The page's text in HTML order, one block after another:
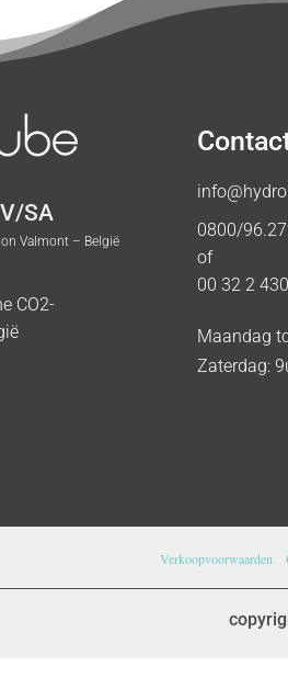
SA
Valmont – België
CO2-
0800/
of
00 32 2
Maandag
Zaterdag:
Verkoopvoorwaarden